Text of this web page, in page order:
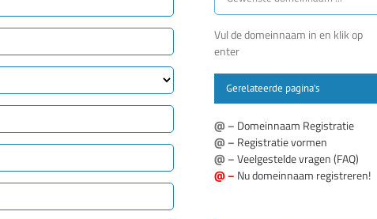
Vul de domeinnaam in en klik op
enter
Gerelateerde pagina’s
@ – Domeinnaam Registratie
@ – Registratie vormen
@ –Veelgestelde vragen (FAQ)
@ – Nu domeinnaam registreren!